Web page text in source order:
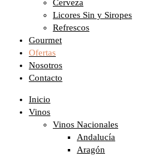
Cerveza
Licores Sin y Siropes
Refrescos
Gourmet
Ofertas
Nosotros
Contacto
Inicio
Vinos
Vinos Nacionales
Andalucía
Aragón